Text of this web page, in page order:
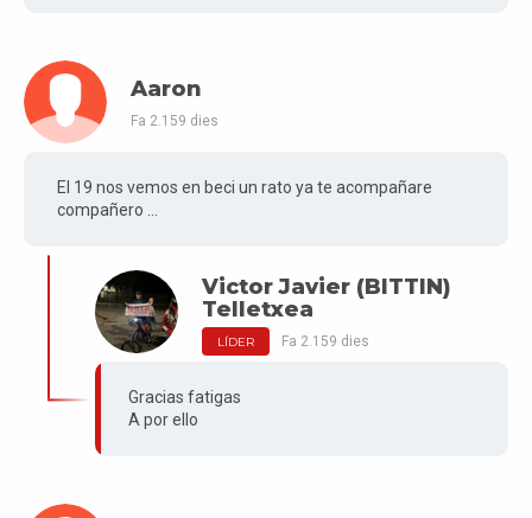
Aaron
Fa 2.159 dies
El 19 nos vemos en beci un rato ya te acompañare
compañero ...
Victor Javier (BITTIN)
Telletxea
LÍDER Fa 2.159 dies
Gracias fatigas
A por ello